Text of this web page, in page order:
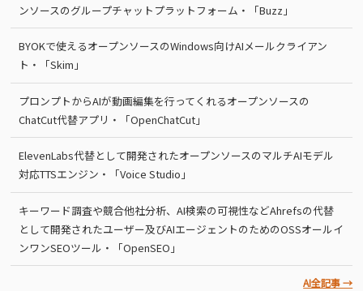
ンソースのグループチャットプラットフォーム・「Buzz」
BYOKで使えるオープンソースのWindows向けAIメールクライアン
ト・「Skim」
プロンプトからAIが動画編集を行ってくれるオープンソースの
ChatCut代替アプリ・「OpenChatCut」
ElevenLabs代替として開発されたオープンソースのマルチAIモデル
対応TTSエンジン・「Voice Studio」
キーワード調査や競合他社分析、AI検索の可視性などAhrefsの代替
として開発されたユーザー及びAIエージェントのためのOSSオールイ
ンワンSEOツール・「OpenSEO」
AI全記事 →